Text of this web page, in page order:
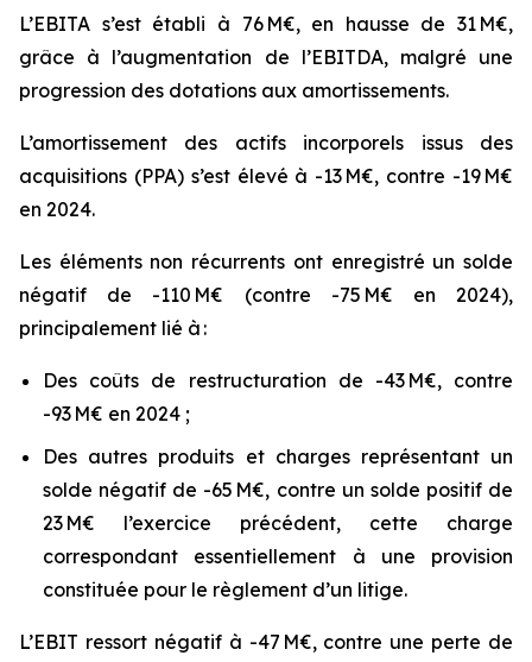
L’EBITA s’est établi à 76 M€, en hausse de 31 M€,
grâce à l’augmentation de l’EBITDA, malgré une
progression des dotations aux amortissements.
L’amortissement des actifs incorporels issus des
acquisitions (PPA) s’est élevé à -13 M€, contre -19 M€
en 2024.
Les éléments non récurrents ont enregistré un solde
négatif de -110 M€ (contre -75 M€ en 2024),
principalement lié à :
Des coûts de restructuration de -43 M€, contre
-93 M€ en 2024 ;
Des autres produits et charges représentant un
solde négatif de -65 M€, contre un solde positif de
23 M€ l’exercice précédent, cette charge
correspondant essentiellement à une provision
constituée pour le règlement d’un litige.
L’EBIT ressort négatif à -47 M€, contre une perte de